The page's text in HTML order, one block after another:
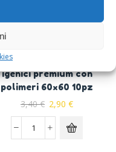
tappetini
igenici premium con
polimeri 60×60 10pz
3,40€ 2,90 €